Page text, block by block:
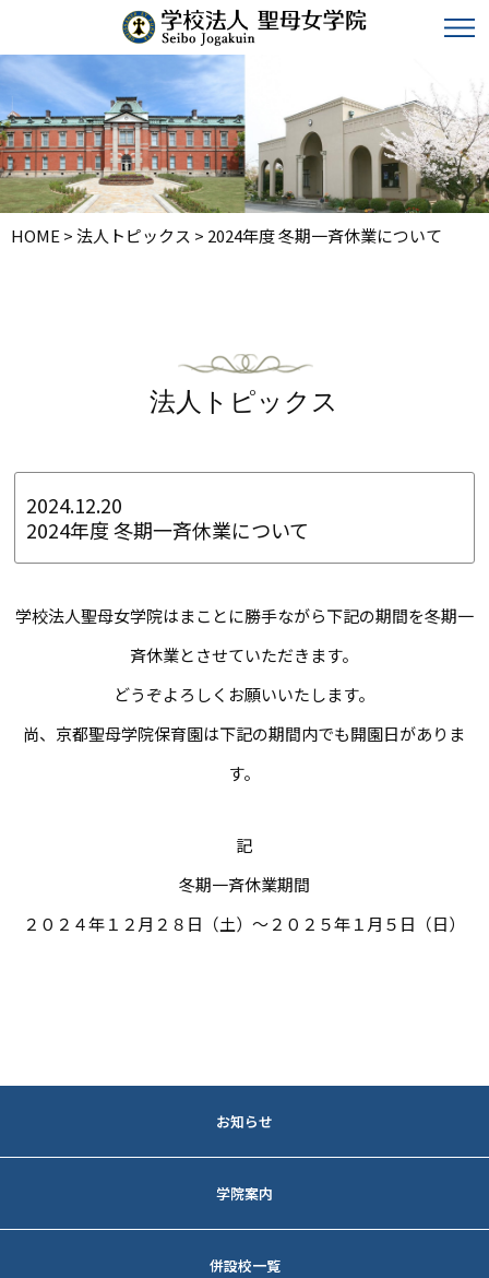
HOME >法人トピックス > 2024年度 冬期一斉休業について
法人トピックス
2024.12.20
2024年度 冬期一斉休業について
学校法人聖母女学院はまことに勝手ながら下記の期間を冬期一
斉休業とさせていただきます。
どうぞよろしくお願いいたします。
尚、京都聖母学院保育園は下記の期間内でも開園日がありま
す。
記
冬期一斉休業期間
２０２４年１２月２８日（土）～２０２５年１月５日（日）
お知らせ
法人トピックス
各学校トピックス
学院案内
教育方針
併設校一覧